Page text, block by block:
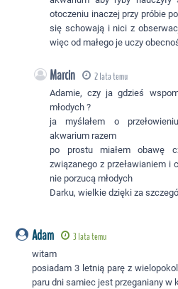
otoczeniu inaczej przy próbie
się schowają i nici z
więc od małego je uczy
Marcin 2 lata temu
Adamie, czy ja gdzieś
młodych ?
ja myślałem o
akwarium razem
po prostu miałem obawę
związanego z przeławianiem i
nie porzucą młodych
Darku, wielkie dzięki za
Adam 3 lata temu
witam
posiadam 3 letnią parę z
paru dni samiec jest przeganiany w